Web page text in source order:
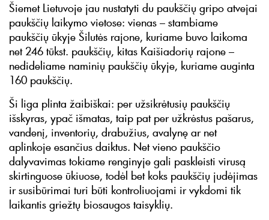
Šiemet Lietuvoje jau nustatyti du paukščių gripo atvejai
paukščių laikymo vietose: vienas – stambiame
paukščių ūkyje Šilutės rajone, kuriame buvo laikoma
net 246 tūkst. paukščių, kitas Kaišiadorių rajone –
nedideliame naminių paukščių ūkyje, kuriame auginta
160 paukščių.
Ši liga plinta žaibiškai: per užsikrėtusių paukščių
išskyras, ypač išmatas, taip pat per užkrėstus pašarus,
vandenį, inventorių, drabužius, avalynę ar net
aplinkoje esančius daiktus. Net vieno paukščio
dalyvavimas tokiame renginyje gali paskleisti virusą
skirtinguose ūkiuose, todėl bet koks paukščių judėjimas
ir susibūrimai turi būti kontroliuojami ir vykdomi tik
laikantis griežtų biosaugos taisyklių.